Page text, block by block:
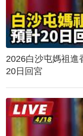
2026白沙屯媽祖進
20日回宮